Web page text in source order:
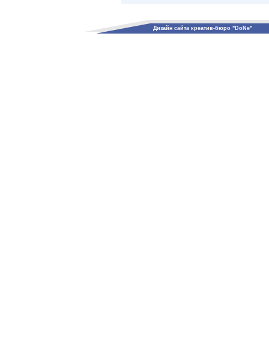
Дизайн сайта креатив-бюро "DoNe"